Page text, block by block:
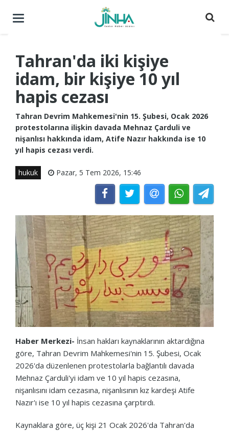
Menüyü
Tahran'da iki kişiye
idam, bir kişiye 10 yıl
hapis cezası
Tahran Devrim Mahkemesi'nin 15. Şubesi, Ocak 2026
protestolarına ilişkin davada Mehnaz Çarduli ve
nişanlısı hakkında idam, Atife Nazır hakkında ise 10
yıl hapis cezası verdi.
hukuk Pazar, 5 Tem 2026, 15:46
Haber Merkezi- İnsan hakları kaynaklarının aktardığına
göre, Tahran Devrim Mahkemesi'nin 15. Şubesi, Ocak
2026'da düzenlenen protestolarla bağlantılı davada
Mehnaz Çarduli'yi idam ve 10 yıl hapis cezasına,
nişanlısını idam cezasına, nişanlısının kız kardeşi Atife
Nazır'ı ise 10 yıl hapis cezasına çarptırdı.
Kaynaklara göre, üç kişi 21 Ocak 2026'da Tahran'da